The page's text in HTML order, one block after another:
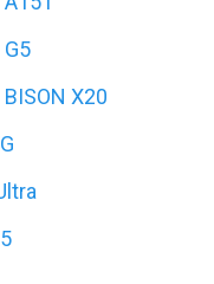
G5
BISON X20